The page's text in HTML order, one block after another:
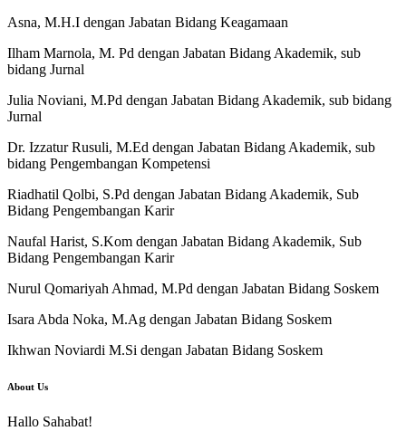
Asna, M.H.I dengan Jabatan Bidang Keagamaan
Ilham Marnola, M. Pd dengan Jabatan Bidang Akademik, sub
bidang Jurnal
Julia Noviani, M.Pd dengan Jabatan Bidang Akademik, sub bidang
Jurnal
Dr. Izzatur Rusuli, M.Ed dengan Jabatan Bidang Akademik, sub
bidang Pengembangan Kompetensi
Riadhatil Qolbi, S.Pd dengan Jabatan Bidang Akademik, Sub
Bidang Pengembangan Karir
Naufal Harist, S.Kom dengan Jabatan Bidang Akademik, Sub
Bidang Pengembangan Karir
Nurul Qomariyah Ahmad, M.Pd dengan Jabatan Bidang Soskem
Isara Abda Noka, M.Ag dengan Jabatan Bidang Soskem
Ikhwan Noviardi M.Si dengan Jabatan Bidang Soskem
About Us
Hallo Sahabat!